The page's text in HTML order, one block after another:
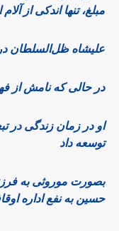
مبلغ، تنها اندکی از
علیشاه ظل‌السلطان
در حالی که نامش از
او در زمان زندگی در
توسعه داد
بصورت موروثی به
حسین به نفع اداره